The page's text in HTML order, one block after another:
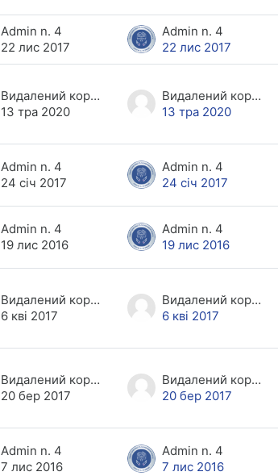
Admin n. 4
22 лис 2017
Admin n. 4
22 лис 2017
Видалений користувач
13 тра 2020
Видалений користувач
13 тра 2020
Admin n. 4
24 січ 2017
Admin n. 4
24 січ 2017
Admin n. 4
19 лис 2016
Admin n. 4
19 лис 2016
Видалений користувач
6 кві 2017
Видалений користувач
6 кві 2017
Видалений користувач
20 бер 2017
Видалений користувач
20 бер 2017
Admin n. 4
7 лис 2016
Admin n. 4
7 лис 2016